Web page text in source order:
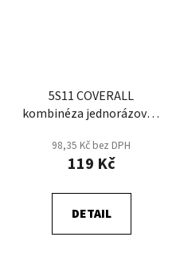
5S11 COVERALL
kombinéza jednorázová -
98,35 Kč bez DPH
119 Kč
DETAIL